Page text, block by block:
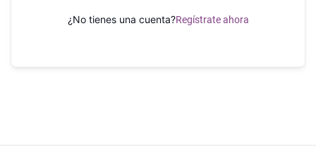
¿No tienes una cuenta?Regístrate ahora